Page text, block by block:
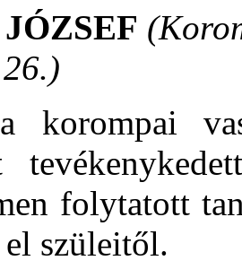
korompai
folytatott
szüleitől.